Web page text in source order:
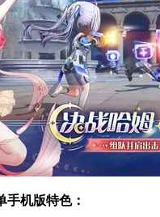
手机版特色：